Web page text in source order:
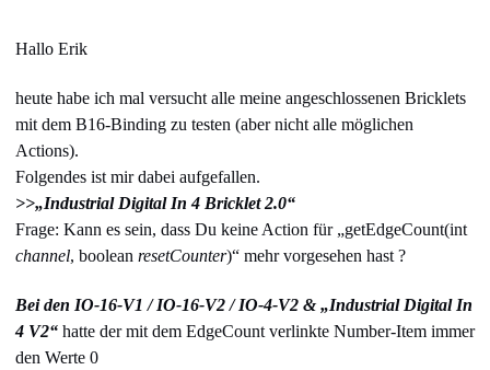
Hallo Erik
heute habe ich mal versucht alle meine angeschlossenen Bricklets
mit dem B16-Binding zu testen (aber nicht alle möglichen
Actions).
Folgendes ist mir dabei aufgefallen.
>>„Industrial Digital In 4 Bricklet 2.0“
Frage: Kann es sein, dass Du keine Action für „getEdgeCount(int
channel, boolean resetCounter)“ mehr vorgesehen hast ?
Bei den IO-16-V1 / IO-16-V2 / IO-4-V2 & „Industrial Digital In
4 V2“ hatte der mit dem EdgeCount verlinkte Number-Item immer
den Werte 0